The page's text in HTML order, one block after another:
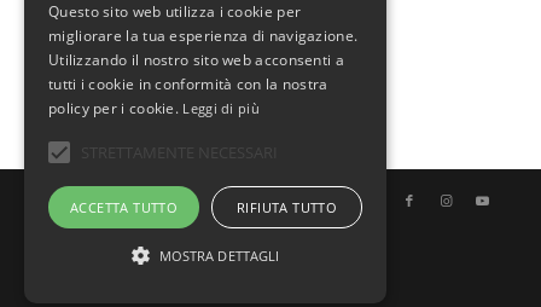
LUGLIO 12, 2017 / 1 COMMENTO / DA
© Copyright - Uno Chef per Gaia
Italiano
Questo sito web utilizza i cookie per
migliorare la tua esperienza di navigazione.
Utilizzando il nostro sito web acconsenti a
tutti i cookie in conformità con la nostra
policy per i cookie. Leggi di più
ACCETTA TUTTO RIFIUTA TUTTO
MOSTRA DETTAGLI